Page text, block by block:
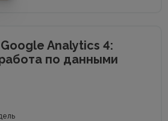
Analytics 4:
по данными